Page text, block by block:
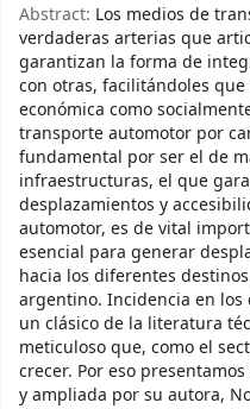
Abstract: Los medios de
verdaderas arterias que
garantizan la forma de
con otras, facilitándoles
económica como
transporte automotor por
fundamental por ser el de
infraestructuras, el que
desplazamientos y
automotor, es de vital
esencial para generar
hacia los diferentes
argentino. Incidencia en los
un clásico de la literatura
meticuloso que, como el
crecer. Por eso
y ampliada por su autora,